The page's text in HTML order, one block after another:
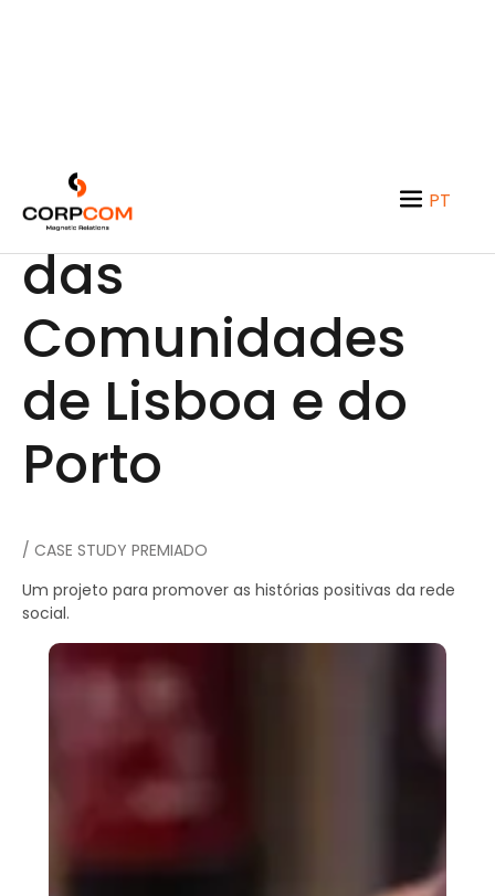
PT
Facebook: Guia
das
Comunidades
de Lisboa e do
Porto
/ CASE STUDY PREMIADO
Um projeto para promover as histórias positivas da rede
social.